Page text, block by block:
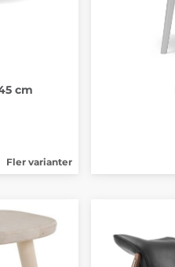
cm
Fler varianter